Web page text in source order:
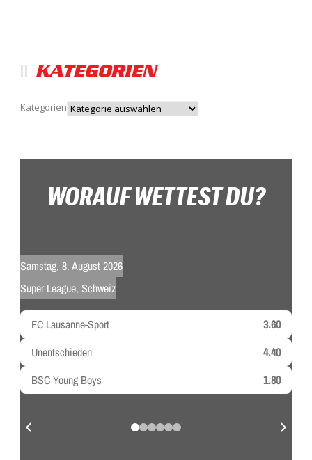
KATEGORIEN
Kategorien